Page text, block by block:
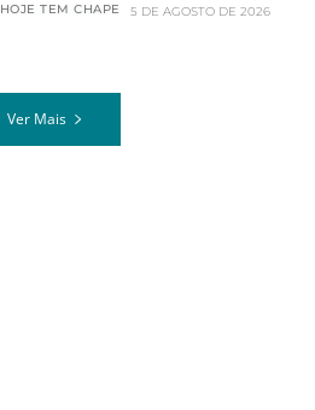
HOJE TEM CHAPE 5 DE AGOSTO DE 2026
Ver Mais